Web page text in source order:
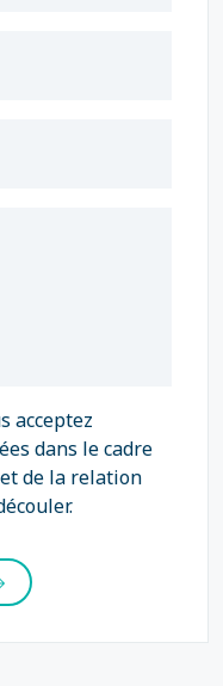
acceptez
dans le cadre
de la relation